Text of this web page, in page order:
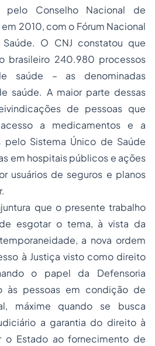
pelo Conselho Nacional de
2010, com o Fórum Nacional
O CNJ constatou que
brasileiro 240.980 processos
saúde – as denominadas
saúde. A maior parte dessas
de pessoas que
a medicamentos e a
Sistema Único de Saúde
em hospitais públicos e ações
usuários de seguros e planos
que o presente trabalho
esgotar o tema, à vista da
a nova ordem
à Justiça visto como direito
o papel da Defensoria
às pessoas em condição de
máxime quando se busca
a garantia do direito à
o Estado ao fornecimento de